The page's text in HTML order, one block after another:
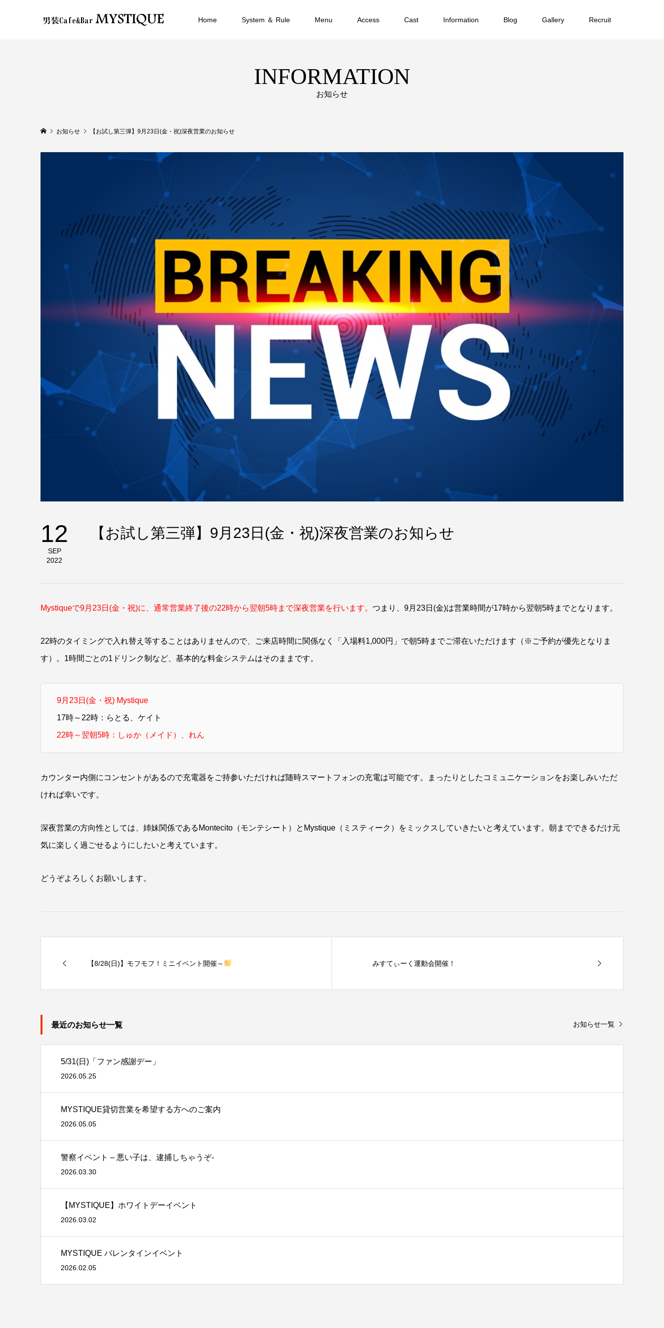
Home System ＆ Rule Menu Access Cast Information Blog Gallery Recruit
INFORMATION
お知らせ
お知らせ 【お試し第三弾】9月23日(金・祝)深夜営業のお知らせ
12
SEP
2022
【お試し第三弾】9月23日(金・祝)深夜営業のお知らせ
Mystiqueで9月23日(金・祝)に、通常営業終了後の22時から翌朝5時まで深夜営業を行います。 つまり、9月23日(金)は営業時間が17時から翌朝5時までとなります。
22時のタイミングで入れ替え等することはありませんので、ご来店時間に関係なく「入場料1,000円」で朝5時までご滞在いただけます（※ご予約が優先となりま
す）。1時間ごとの1ドリンク制など、基本的な料金システムはそのままです。
9月23日(金・祝) Mystique
17時～22時：らとる、ケイト
22時～翌朝5時：しゅか（メイド）、れん
カウンター内側にコンセントがあるので充電器をご持参いただければ随時スマートフォンの充電は可能です。まったりとしたコミュニケーションをお楽しみいただ
ければ幸いです。
深夜営業の方向性としては、姉妹関係であるMontecito（モンテシート）とMystique（ミスティーク）をミックスしていきたいと考えています。朝までできるだけ元
気に楽しく過ごせるようにしたいと考えています。
どうぞよろしくお願いします。
【8/28(日)】モフモフ！ミニイベント開催～ みすてぃーく運動会開催！
最近のお知らせ一覧 お知らせ一覧
5/31(日)「ファン感謝デー」
2026.05.25
MYSTIQUE貸切営業を希望する方へのご案内
2026.05.05
警察イベント – 悪い子は、逮捕しちゃうぞ-
2026.03.30
【MYSTIQUE】ホワイトデーイベント
2026.03.02
MYSTIQUE バレンタインイベント
2026.02.05